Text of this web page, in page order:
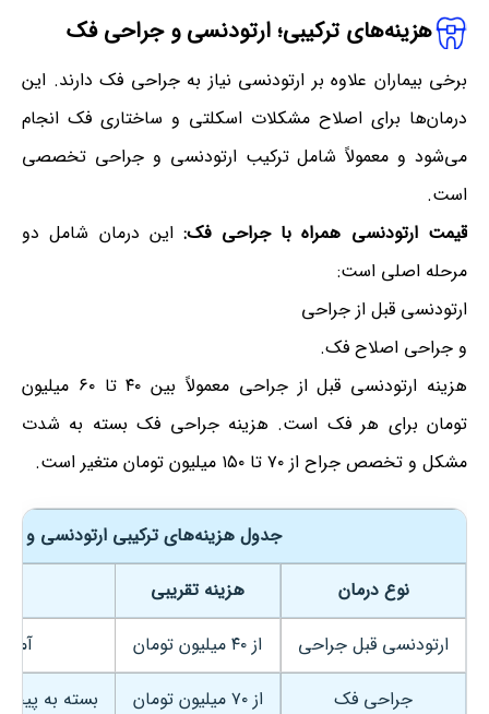
هزینه‌های ترکیبی؛ارتودنسی و جراحی فک
برخی بیماران علاوه بر ارتودنسی نیاز به جراحی فک دارند. این
درمان‌ها برای اصلاح مشکلات اسکلتی و ساختاری فک انجام
می‌شود و معمولاً شامل ترکیب ارتودنسی و جراحی تخصصی
است.
قیمت ارتودنسی همراه با جراحی فک:این درمان شامل دو
مرحله اصلی است:
ارتودنسی قبل از جراحی
و جراحی اصلاح فک.
هزینه ارتودنسی قبل از جراحی معمولاً بین ۴۰ تا ۶۰ میلیون
تومان برای هر فک است. هزینه جراحی فک بسته به شدت
مشکل و تخصص جراح از ۷۰ تا ۱۵۰ میلیون تومان متغیر است.
جدول هزینه‌های ترکیبی ارتودنسی و
نوع درمان
هزینه تقریبی
ارتودنسی قبل جراحی
از ۴۰ میلیون تومان
جراحی فک
از ۷۰ میلیون تومان
بسته به